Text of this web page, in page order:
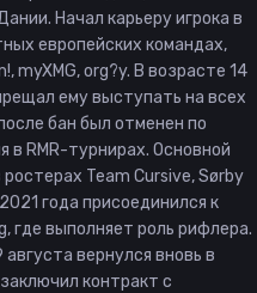
Начал карьеру игрока в
европейских командах,
myXMG, org?y. В возрасте 14
ему выступать на всех
бан был отменен по
в RMR-турнирах. Основной
Team Cursive, Sørby
года присоединился к
где выполняет роль рифлера.
вернулся вновь в
контракт с